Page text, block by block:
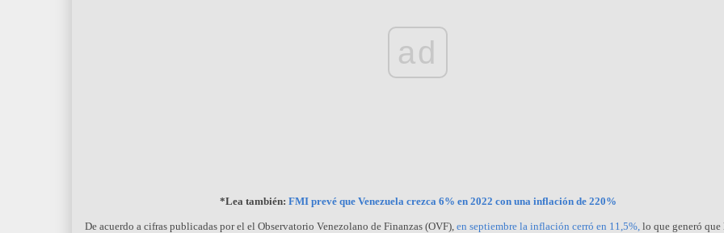
ad
*Lea también: FMI prevé que Venezuela crezca 6% en 2022 con una inflación de 220%
De acuerdo a cifras publicadas por el el Observatorio Venezolano de Finanzas (OVF), en septiembre la inflación cerró en 11,5%, lo que generó que